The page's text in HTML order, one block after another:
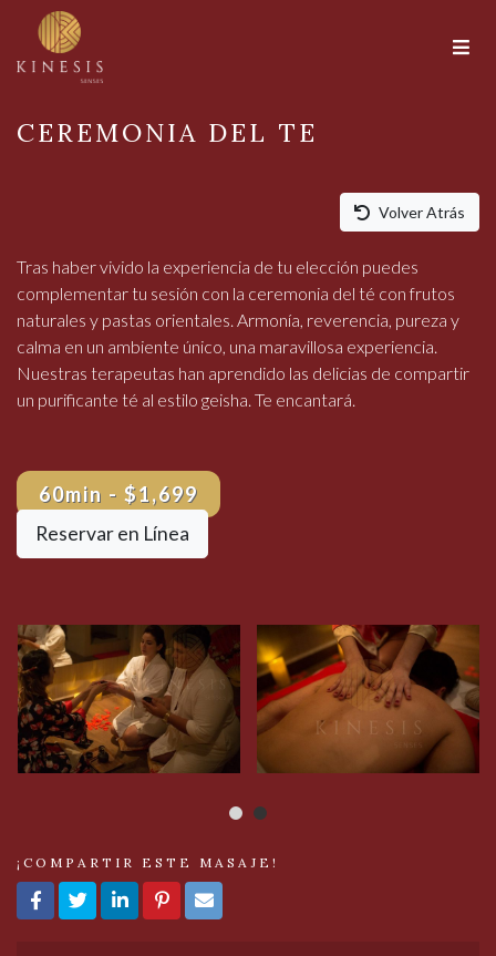
CEREMONIA DEL TE
Volver Atrás
Tras haber vivido la experiencia de tu elección puedes
complementar tu sesión con la ceremonia del té con frutos
naturales y pastas orientales. Armonía, reverencia, pureza y
calma en un ambiente único, una maravillosa experiencia.
Nuestras terapeutas han aprendido las delicias de compartir
un purificante té al estilo geisha. Te encantará.
60min - $1,699
Reservar en Línea
¡COMPARTIR ESTE MASAJE!